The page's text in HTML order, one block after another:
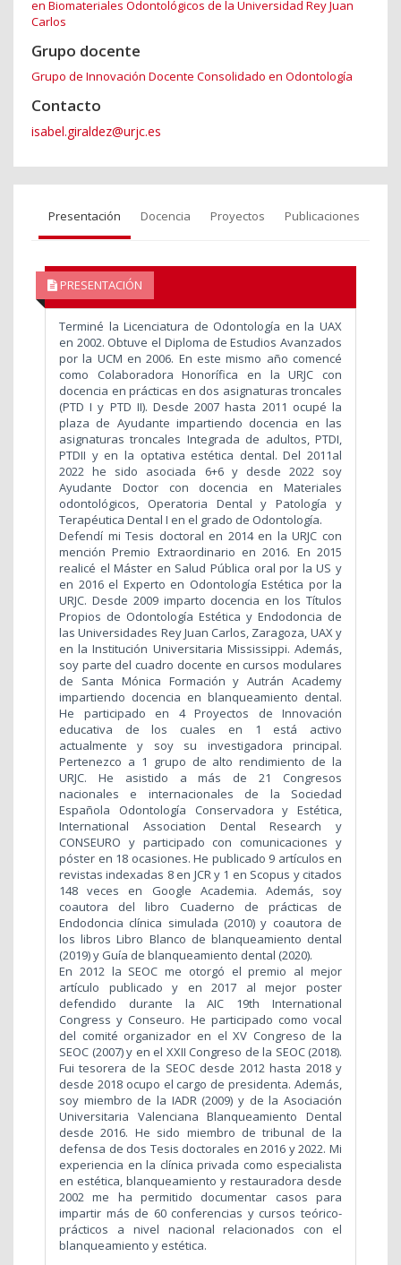
en Biomateriales Odontológicos de la Universidad Rey Juan
Carlos
Grupo docente
Grupo de Innovación Docente Consolidado en Odontología
Contacto
isabel.giraldez@urjc.es
Presentación Docencia Proyectos Publicaciones
PRESENTACIÓN
Terminé la Licenciatura de Odontología en la UAX
en 2002. Obtuve el Diploma de Estudios Avanzados
por la UCM en 2006. En este mismo año comencé
como Colaboradora Honorífica en la URJC con
docencia en prácticas en dos asignaturas troncales
(PTD I y PTD II). Desde 2007 hasta 2011 ocupé la
plaza de Ayudante impartiendo docencia en las
asignaturas troncales Integrada de adultos, PTDI,
PTDII y en la optativa estética dental. Del 2011al
2022 he sido asociada 6+6 y desde 2022 soy
Ayudante Doctor con docencia en Materiales
odontológicos, Operatoria Dental y Patología y
Terapéutica Dental I en el grado de Odontología.
Defendí mi Tesis doctoral en 2014 en la URJC con
mención Premio Extraordinario en 2016. En 2015
realicé el Máster en Salud Pública oral por la US y
en 2016 el Experto en Odontología Estética por la
URJC. Desde 2009 imparto docencia en los Títulos
Propios de Odontología Estética y Endodoncia de
las Universidades Rey Juan Carlos, Zaragoza, UAX y
en la Institución Universitaria Mississippi. Además,
soy parte del cuadro docente en cursos modulares
de Santa Mónica Formación y Autrán Academy
impartiendo docencia en blanqueamiento dental.
He participado en 4 Proyectos de Innovación
educativa de los cuales en 1 está activo
actualmente y soy su investigadora principal.
Pertenezco a 1 grupo de alto rendimiento de la
URJC. He asistido a más de 21 Congresos
nacionales e internacionales de la Sociedad
Española Odontología Conservadora y Estética,
International Association Dental Research y
CONSEURO y participado con comunicaciones y
póster en 18 ocasiones. He publicado 9 artículos en
revistas indexadas 8 en JCR y 1 en Scopus y citados
148 veces en Google Academia. Además, soy
coautora del libro Cuaderno de prácticas de
Endodoncia clínica simulada (2010) y coautora de
los libros Libro Blanco de blanqueamiento dental
(2019) y Guía de blanqueamiento dental (2020).
En 2012 la SEOC me otorgó el premio al mejor
artículo publicado y en 2017 al mejor poster
defendido durante la AIC 19th International
Congress y Conseuro. He participado como vocal
del comité organizador en el XV Congreso de la
SEOC (2007) y en el XXII Congreso de la SEOC (2018).
Fui tesorera de la SEOC desde 2012 hasta 2018 y
desde 2018 ocupo el cargo de presidenta. Además,
soy miembro de la IADR (2009) y de la Asociación
Universitaria Valenciana Blanqueamiento Dental
desde 2016. He sido miembro de tribunal de la
defensa de dos Tesis doctorales en 2016 y 2022. Mi
experiencia en la clínica privada como especialista
en estética, blanqueamiento y restauradora desde
2002 me ha permitido documentar casos para
impartir más de 60 conferencias y cursos teórico-
prácticos a nivel nacional relacionados con el
blanqueamiento y estética.